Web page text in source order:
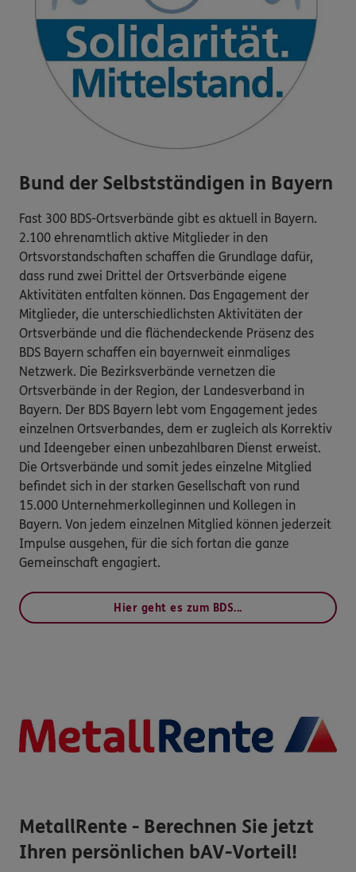
Bund der Selbstständigen in Bayern
Fast 300 BDS-Ortsverbände gibt es aktuell in Bayern.
2.100 ehrenamtlich aktive Mitglieder in den
Ortsvorstandschaften schaffen die Grundlage dafür,
dass rund zwei Drittel der Ortsverbände eigene
Aktivitäten entfalten können. Das Engagement der
Mitglieder, die unterschiedlichsten Aktivitäten der
Ortsverbände und die flächendeckende Präsenz des
BDS Bayern schaffen ein bayernweit einmaliges
Netzwerk. Die Bezirksverbände vernetzen die
Ortsverbände in der Region, der Landesverband in
Bayern. Der BDS Bayern lebt vom Engagement jedes
einzelnen Ortsverbandes, dem er zugleich als Korrektiv
und Ideengeber einen unbezahlbaren Dienst erweist.
Die Ortsverbände und somit jedes einzelne Mitglied
befindet sich in der starken Gesellschaft von rund
15.000 Unternehmerkolleginnen und Kollegen in
Bayern. Von jedem einzelnen Mitglied können jederzeit
Impulse ausgehen, für die sich fortan die ganze
Gemeinschaft engagiert.
Hier geht es zum BDS...
MetallRente - Berechnen Sie jetzt
Ihren persönlichen bAV-Vorteil!